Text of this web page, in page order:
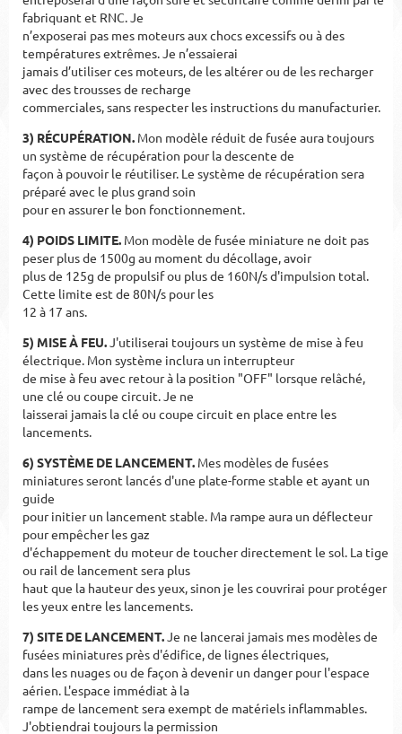
fabriquant et RNC.Je
n’exposerai pas mes moteurs aux chocs excessifs ou à des
températures extrêmes. Je n’essaierai
jamais d’utiliser ces moteurs, de les altérer ou de les recharger
avec des trousses de recharge
commerciales, sans respecter les instructions du manufacturier.
3) RÉCUPÉRATION. Mon modèle réduit de fusée aura toujours
un système de récupération pour la descente de
façon à pouvoir le réutiliser. Le système de récupération sera
préparé avec le plus grand soin
pour en assurer le bon fonctionnement.
4) POIDS LIMITE. Mon modèle de fusée miniature ne doit pas
peser plus de 1500g au moment du décollage, avoir
plus de 125g de propulsif ou plus de 160N/s d'impulsion total.
Cette limite est de 80N/s pour les
12 à 17 ans.
5) MISE À FEU.J'utiliserai toujours un système de mise à feu
électrique. Mon système inclura un interrupteur
de mise à feu avec retour à la position "OFF" lorsque relâché,
une clé ou coupe circuit. Je ne
laisserai jamais la clé ou coupe circuit en place entre les
lancements.
6) SYSTÈME DE LANCEMENT. Mes modèles de fusées
miniatures seront lancés d'une plate-forme stable et ayant un
guide
pour initier un lancement stable. Ma rampe aura un déflecteur
pour empêcher les gaz
d'échappement du moteur de toucher directement le sol. La tige
ou rail de lancement sera plus
haut que la hauteur des yeux, sinon je les couvrirai pour protéger
les yeux entre les lancements.
7) SITE DE LANCEMENT.Je ne lancerai jamais mes modèles de
fusées miniatures près d'édifice, de lignes électriques,
dans les nuages ou de façon à devenir un danger pour l'espace
aérien. L'espace immédiat à la
rampe de lancement sera exempt de matériels inflammables.
J'obtiendrai toujours la permission